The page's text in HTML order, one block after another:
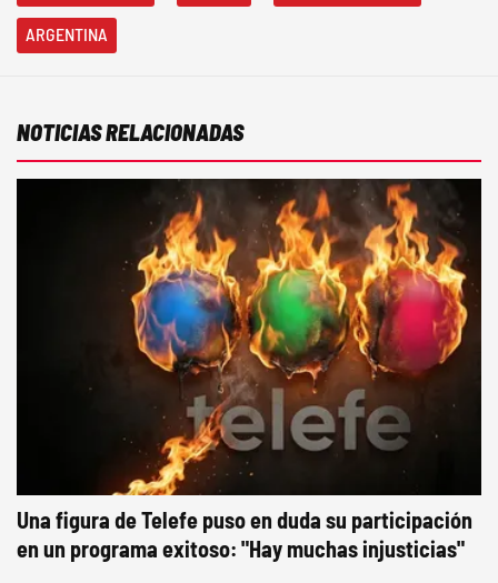
ARGENTINA
NOTICIAS RELACIONADAS
Una figura de Telefe puso en duda su participación
en un programa exitoso: "Hay muchas injusticias"